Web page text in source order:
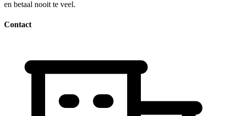
en betaal nooit te veel.
Contact